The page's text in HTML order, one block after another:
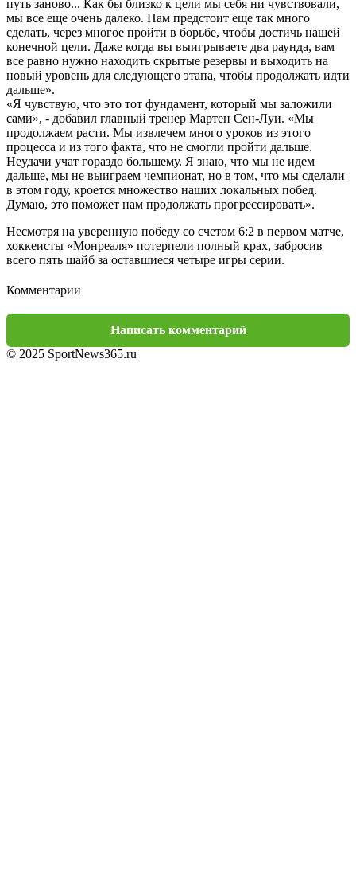
путь заново... Как бы близко к цели мы себя ни чувствовали,
мы все еще очень далеко. Нам предстоит еще так много
сделать, через многое пройти в борьбе, чтобы достичь нашей
конечной цели. Даже когда вы выигрываете два раунда, вам
все равно нужно находить скрытые резервы и выходить на
новый уровень для следующего этапа, чтобы продолжать идти
дальше».
«Я чувствую, что это тот фундамент, который мы заложили
сами», - добавил главный тренер Мартен Сен-Луи. «Мы
продолжаем расти. Мы извлечем много уроков из этого
процесса и из того факта, что не смогли пройти дальше.
Неудачи учат гораздо большему. Я знаю, что мы не идем
дальше, мы не выиграем чемпионат, но в том, что мы сделали
в этом году, кроется множество наших локальных побед.
Думаю, это поможет нам продолжать прогрессировать».
Несмотря на уверенную победу со счетом 6:2 в первом матче,
хоккеисты «Монреаля» потерпели полный крах, забросив
всего пять шайб за оставшиеся четыре игры серии.
Комментарии
Написать комментарий
© 2025 SportNews365.ru